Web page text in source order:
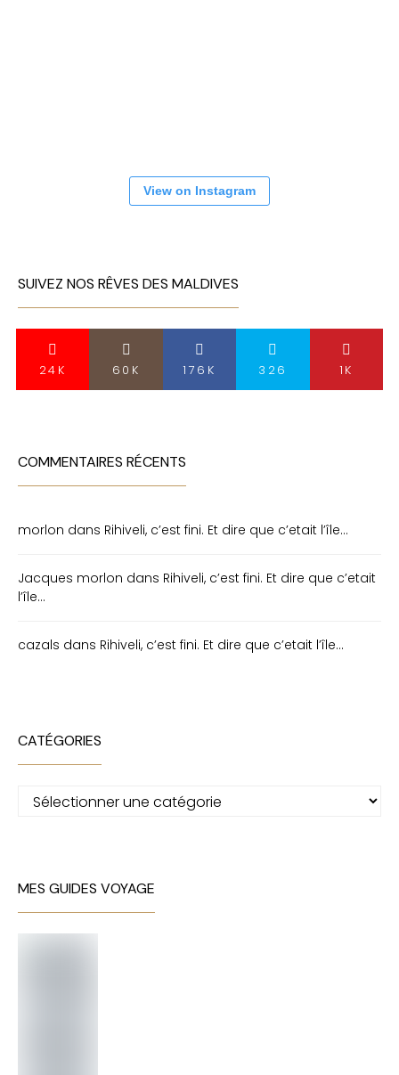
View on Instagram
SUIVEZ NOS RÊVES DES MALDIVES
24K 60K 176K 326 1K
COMMENTAIRES RÉCENTS
morlon dans Rihiveli, c’est fini. Et dire que c’etait l’île…
Jacques morlon dans Rihiveli, c’est fini. Et dire que c’etait
l’île…
cazals dans Rihiveli, c’est fini. Et dire que c’etait l’île…
CATÉGORIES
Catégories
MES GUIDES VOYAGE